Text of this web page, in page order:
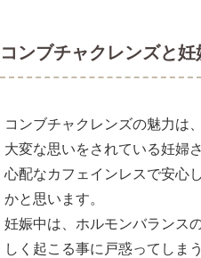
コンブチャクレンズと
コンブチャクレンズの魅力は
大変な思いをされている妊婦
心配なカフェインレスで安心
かと思います。
妊娠中は、ホルモンバランス
しく起こる事に戸惑ってしま